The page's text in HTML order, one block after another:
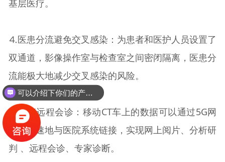
基层医疗。
⒋医患分流避免交叉感染：为患者和医护人员设置了
双通道，影像操作室与检查室之间密闭隔离，医患分
流能极大地减少交叉感染的风险。
⒌智能远程会诊：移动CT车上的数据可以通过5G网
实时高速地与医院系统链接，实现网上阅片、分析研
判 、远程会诊、专家诊断。